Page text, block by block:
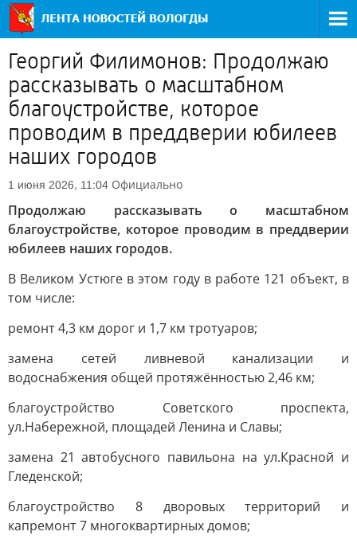
Георгий Филимонов: Продолжаю
рассказывать о масштабном
благоустройстве, которое
проводим в преддверии юбилеев
наших городов
1 июня 2026, 11:04 Официально
Продолжаю рассказывать о масштабном
благоустройстве, которое проводим в преддверии
юбилеев наших городов.
В Великом Устюге в этом году в работе 121 объект, в
том числе:
ремонт 4,3 км дорог и 1,7 км тротуаров;
замена сетей ливневой канализации и
водоснабжения общей протяжённостью 2,46 км;
благоустройство Советского проспекта,
ул.Набережной, площадей Ленина и Славы;
замена 21 автобусного павильона на ул.Красной и
Гледенской;
благоустройство 8 дворовых территорий и
капремонт 7 многоквартирных домов;